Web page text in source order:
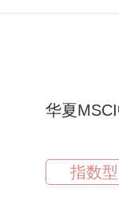
华夏
指数型